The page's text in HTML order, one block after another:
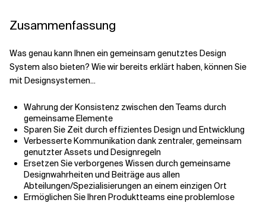
Zusammenfassung
Was genau kann Ihnen ein gemeinsam genutztes Design
System also bieten? Wie wir bereits erklärt haben, können Sie
mit Designsystemen...
Wahrung der Konsistenz zwischen den Teams durch
gemeinsame Elemente
Sparen Sie Zeit durch effizientes Design und Entwicklung
Verbesserte Kommunikation dank zentraler, gemeinsam
genutzter Assets und Designregeln
Ersetzen Sie verborgenes Wissen durch gemeinsame
Designwahrheiten und Beiträge aus allen
Abteilungen/Spezialisierungen an einem einzigen Ort
Ermöglichen Sie Ihren Produktteams eine problemlose